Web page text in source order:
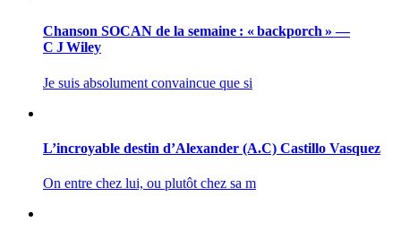
Chanson SOCAN de la semaine : « backporch » —
C J Wiley
Je suis absolument convaincue que si
L’incroyable destin d’Alexander (A.C) Castillo Vasquez
On entre chez lui, ou plutôt chez sa m